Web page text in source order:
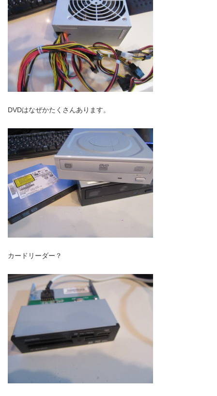
DVDはなぜかたくさんあります。
カードリーダー？